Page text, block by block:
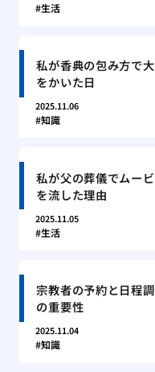
生活
私が香典の包み方で
をかいた日
2025.11.06
知識
私が父の葬儀でムー
を流した理由
2025.11.05
生活
宗教者の予約と日程
の重要性
2025.11.04
知識